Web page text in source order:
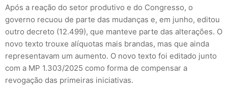
Após a reação do setor produtivo e do Congresso, o
governo recuou de parte das mudanças e, em junho, editou
outro decreto (12.499), que manteve parte das alterações. O
novo texto trouxe alíquotas mais brandas, mas que ainda
representavam um aumento. O novo texto foi editado junto
com a MP 1.303/2025 como forma de compensar a
revogação das primeiras iniciativas.